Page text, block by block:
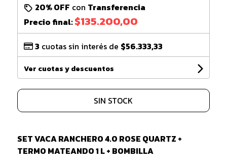
20% OFF con Transferencia
Precio final:$135.200,00
3 cuotas sin interés de $56.333,33
Ver cuotas y descuentos
SIN STOCK
SET VACA RANCHERO 4.0 ROSE QUARTZ +
TERMO MATEANDO 1 L + BOMBILLA